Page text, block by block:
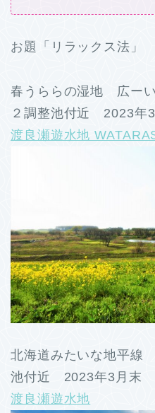
お題「リラックス法」
春うららの湿地 広ー
２調整池付近 2023年
渡良瀬遊水地
北海道みたいな地平
池付近 2023年3月末
渡良瀬遊水地